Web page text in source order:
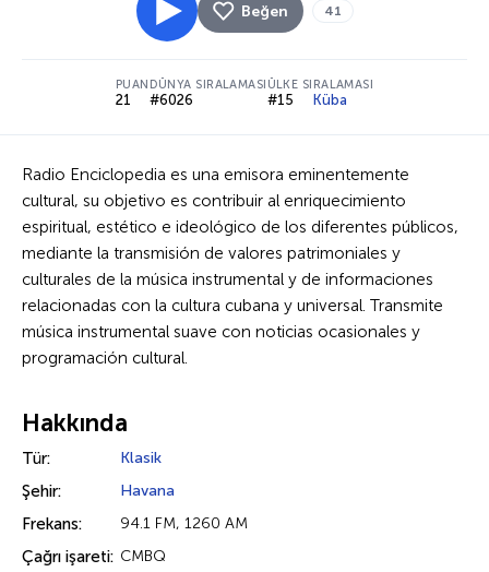
Beğen 41
PUAN
21
DÜNYA SIRALAMASI
#6026
ÜLKE SIRALAMASI
#15 Küba
Radio Enciclopedia es una emisora eminentemente
cultural, su objetivo es contribuir al enriquecimiento
espiritual, estético e ideológico de los diferentes públicos,
mediante la transmisión de valores patrimoniales y
culturales de la música instrumental y de informaciones
relacionadas con la cultura cubana y universal. Transmite
música instrumental suave con noticias ocasionales y
programación cultural.
Hakkında
Tür: Klasik
Şehir: Havana
Frekans: 94.1 FM, 1260 AM
Çağrı işareti: CMBQ